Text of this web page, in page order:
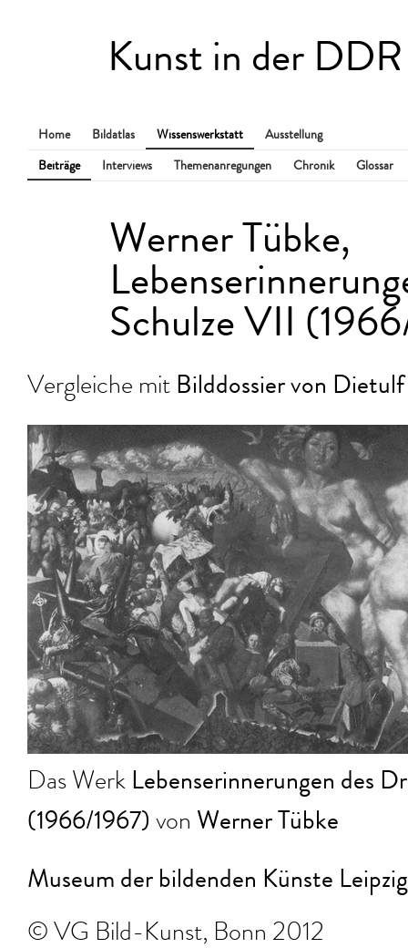
Kunst in der DDR
Home Bildatlas Wissenswerkstatt
Ausstellung
Beiträge
Interviews Themenanregungen Chronik Glossar
Werner Tübke,
Schulze VII
Vergleiche mit Bilddossier von
Das Werk Lebenserinnerungen des
(1966/1967) von Werner Tübke
Museum der bildenden Künste Leipzig
© VG Bild-Kunst, Bonn 2012